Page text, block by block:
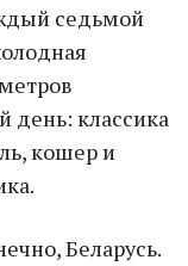
седьмой
день: классика
кошер и
Беларусь.